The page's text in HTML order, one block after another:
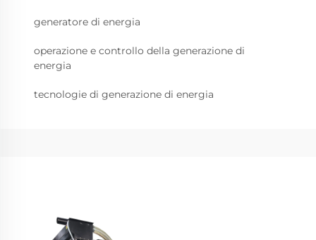
generatore di energia
operazione e controllo della generazione di
energia
tecnologie di generazione di energia